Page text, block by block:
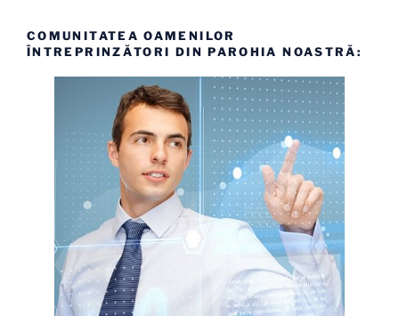
COMUNITATEA OAMENILOR
ÎNTREPRINZĂTORI DIN PAROHIA NOASTRĂ: